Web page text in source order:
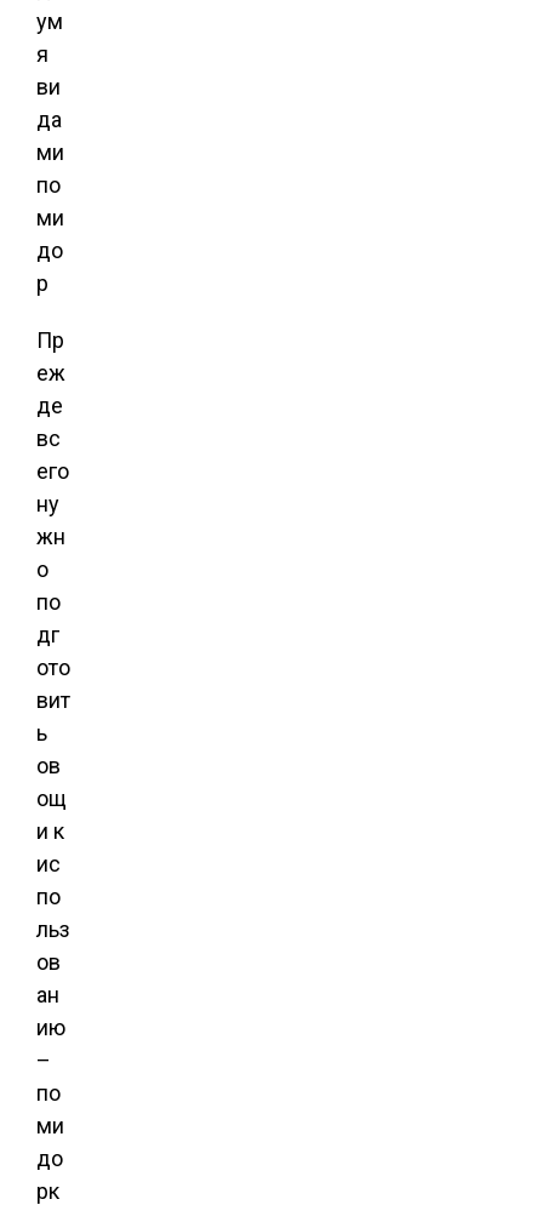
Пр
еж
де
вс
его
ну
жн
о
по
дг
ото
вит
ь
ов
ощ
и к
ис
по
льз
ов
ан
ию
–
по
ми
до
рк